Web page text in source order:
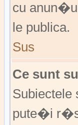
cu
le publica.
Sus
Ce sunt
pute�i